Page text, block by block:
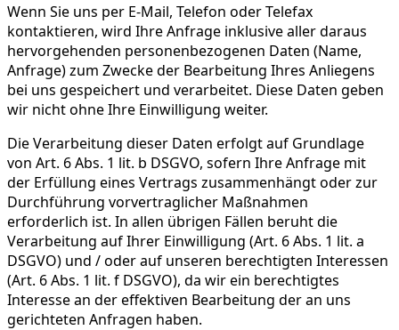
Wenn Sie uns per E-Mail, Telefon oder Telefax
kontaktieren, wird Ihre Anfrage inklusive aller daraus
hervorgehenden personenbezogenen Daten (Name,
Anfrage) zum Zwecke der Bearbeitung Ihres Anliegens
bei uns gespeichert und verarbeitet. Diese Daten geben
wir nicht ohne Ihre Einwilligung weiter.
Die Verarbeitung dieser Daten erfolgt auf Grundlage
von Art. 6 Abs. 1 lit. b DSGVO, sofern Ihre Anfrage mit
der Erfüllung eines Vertrags zusammenhängt oder zur
Durchführung vorvertraglicher Maßnahmen
erforderlich ist. In allen übrigen Fällen beruht die
Verarbeitung auf Ihrer Einwilligung (Art. 6 Abs. 1 lit. a
DSGVO) und / oder auf unseren berechtigten Interessen
(Art. 6 Abs. 1 lit. f DSGVO), da wir ein berechtigtes
Interesse an der effektiven Bearbeitung der an uns
gerichteten Anfragen haben.